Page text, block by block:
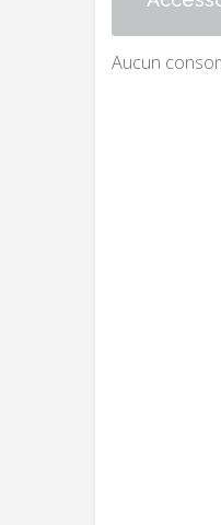
Aucun